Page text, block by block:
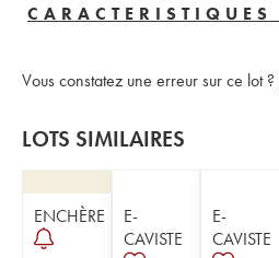
CARACTERISTIQUES
Vous constatez une erreur sur ce lot ?
LOTS SIMILAIRES
ENCHÈRE
E-
CAVISTE
E-
CAVISTE